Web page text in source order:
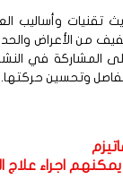
وأساليب
الأعراض والحد من
في النشاط
وتحسين حركتها.
اجراء علاج